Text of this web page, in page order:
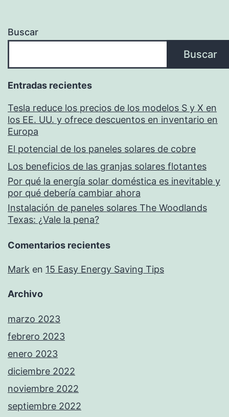
Buscar
Buscar
Entradas recientes
Tesla reduce los precios de los modelos S y X en
los EE. UU. y ofrece descuentos en inventario en
Europa
El potencial de los paneles solares de cobre
Los beneficios de las granjas solares flotantes
Por qué la energía solar doméstica es inevitable y
por qué debería cambiar ahora
Instalación de paneles solares The Woodlands
Texas: ¿Vale la pena?
Comentarios recientes
Mark en 15 Easy Energy Saving Tips
Archivo
marzo 2023
febrero 2023
enero 2023
diciembre 2022
noviembre 2022
septiembre 2022